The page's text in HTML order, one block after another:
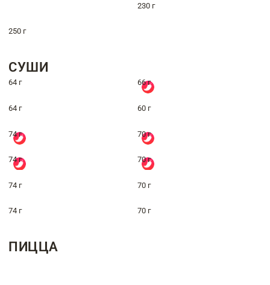
230 г
250 г
СУШИ
64 г 66 г
64 г 60 г
74 г 70 г
74 г 70 г
74 г 70 г
74 г 70 г
ПИЦЦА